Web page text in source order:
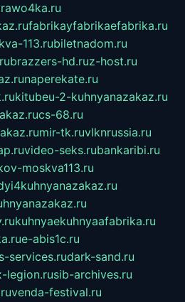
fabrikayfabrikaefabrika.ru
113.rubiletnadom.ru
brazzers-hd.ruz-host.ru
naperekate.ru
kitubeu-2-kuhnyanazakaz.ru
cs-68.ru
mir-tk.ruvlknrussia.ru
video-seks.rubankaribi.ru
moskva113.ru
kuhnyaekuhnyaafabrika.ru
e-abis1c.ru
services.rudark-sand.ru
legion.rusib-archives.ru
venda-festival.ru